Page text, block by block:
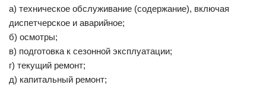
а) техническое обслуживание (содержание), включая
диспетчерское и аварийное;
б) осмотры;
в) подготовка к сезонной эксплуатации;
г) текущий ремонт;
д) капитальный ремонт;